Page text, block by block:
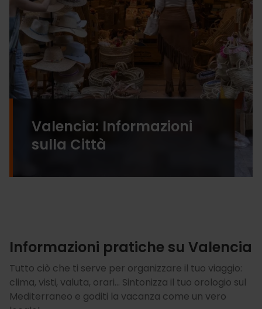
Valencia: Informazioni
sulla Città
Informazioni pratiche su Valencia
Tutto ciò che ti serve per organizzare il tuo viaggio:
clima, visti, valuta, orari... Sintonizza il tuo orologio sul
Mediterraneo e goditi la vacanza come un vero